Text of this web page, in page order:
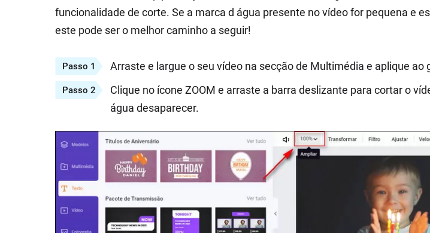
funcionalidade de corte. Se a marca d água presente no vídeo for pequena e
este pode ser o melhor caminho a seguir!
Passo 1 Arraste e largue o seu vídeo na secção de Multimédia e aplique ao
Passo 2
Clique no ícone ZOOM e arraste a barra deslizante para cortar o
água desaparecer.